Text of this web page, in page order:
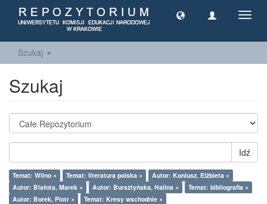
Szukaj
Szukaj
Idź
Temat: Wilno × Temat: literatura polska ×
Autor: Koniusz, Elżbieta ×
Autor: Białota, Marek ×
Autor: Bursztyńska, Halina ×
Temat: bibliografia ×
Autor: Borek, Piotr ×
Temat: Kresy wschodnie ×